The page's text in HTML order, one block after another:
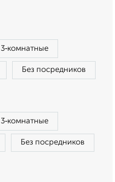
3‑комнатные
Без посредников
3‑комнатные
Без посредников